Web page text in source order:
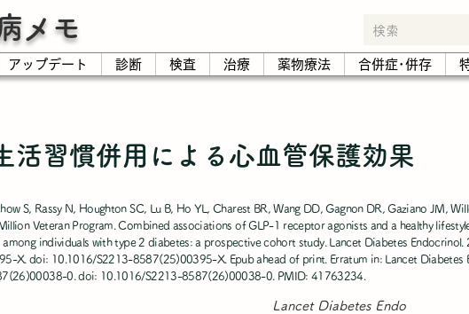
メモ
アップデート 診断 検査 治療 薬物療法 合併症･併存
活習慣併用による心血管保護効果
S, Rassy N, Houghton SC, Lu B, Ho YL, Charest BR, Wang DD, Gagnon DR, Gaziano JM,
Veteran Program. Combined associations of GLP-1 receptor agonists and a healthy
individuals with type 2 diabetes: a prospective cohort study. Lancet Diabetes Endocrinol.
X. doi: 10.1016/S2213-8587(25)00395-X. Epub ahead of print. Erratum in: Lancet Diabetes
0. doi: 10.1016/S2213-8587(26)00038-0. PMID: 41763234.
Lancet Diabetes Endo